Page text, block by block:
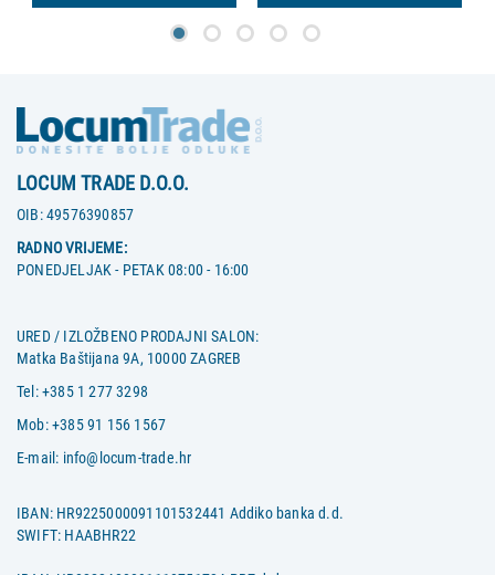
LOCUM TRADE D.O.O.
OIB:49576390857
RADNO VRIJEME:
PONEDJELJAK - PETAK 08:00 - 16:00
URED / IZLOŽBENO PRODAJNI SALON:
Matka Baštijana 9A, 10000 ZAGREB
Tel:+385 1 277 3298
Mob:+385 91 156 1567
E-mail: info@locum-trade.hr
IBAN: HR9225000091101532441 Addiko banka d.d.
SWIFT: HAABHR22